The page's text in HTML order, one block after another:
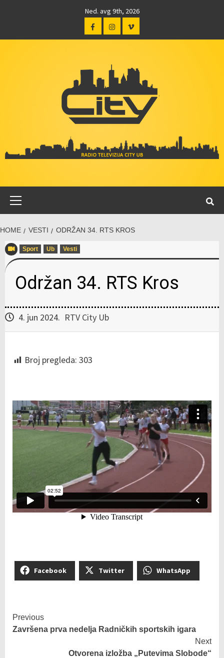
Ned. avg 9th, 2026
HOME VESTI ODRŽAN 34. RTS KROS
Sport Ub Vesti
Održan 34. RTS Kros
4. jun 2024. RTV City Ub
Broj pregleda: 303
Facebook Twitter WhatsApp
Previous
Završena prva nedelja Radničkih sportskih igara
Next
Otvorena izložba „Putevima Slobode“